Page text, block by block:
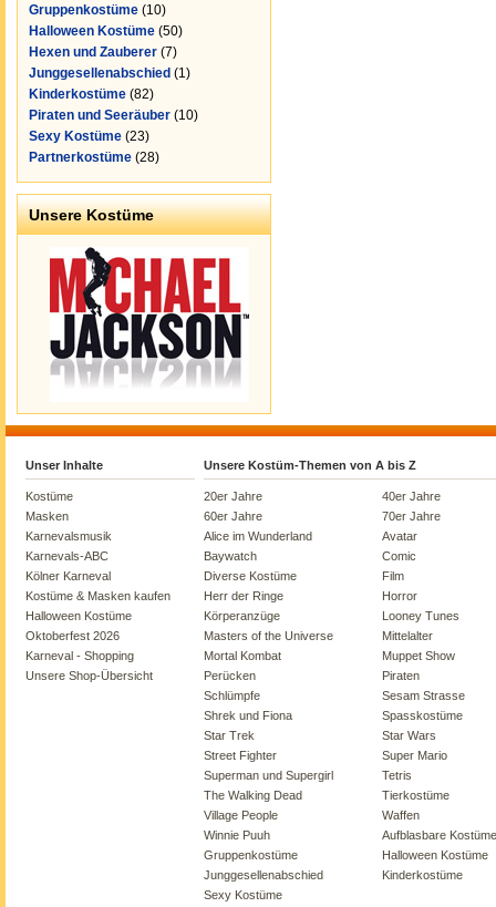
Gruppenkostüme (10)
Halloween Kostüme (50)
Hexen und Zauberer (7)
Junggesellenabschied (1)
Kinderkostüme (82)
Piraten und Seeräuber (10)
Sexy Kostüme (23)
Partnerkostüme (28)
Unsere Kostüme
Unser Inhalte
Kostüme
Masken
Karnevalsmusik
Karnevals-ABC
Kölner Karneval
Kostüme & Masken kaufen
Halloween Kostüme
Oktoberfest 2026
Karneval - Shopping
Unsere Shop-Übersicht
Unsere Kostüm-Themen von A bis Z
20er Jahre
40er Jahre
60er Jahre
70er Jahre
Alice im Wunderland
Avatar
Baywatch
Comic
Diverse Kostüme
Film
Herr der Ringe
Horror
Körperanzüge
Looney Tunes
Masters of the Universe
Mittelalter
Mortal Kombat
Muppet Show
Perücken
Piraten
Schlümpfe
Sesam Strasse
Shrek und Fiona
Spasskostüme
Star Trek
Star Wars
Street Fighter
Super Mario
Superman und Supergirl
Tetris
The Walking Dead
Tierkostüme
Village People
Waffen
Winnie Puuh
Aufblasbare Kostüme
Gruppenkostüme
Halloween Kostüme
Junggesellenabschied
Kinderkostüme
Sexy Kostüme